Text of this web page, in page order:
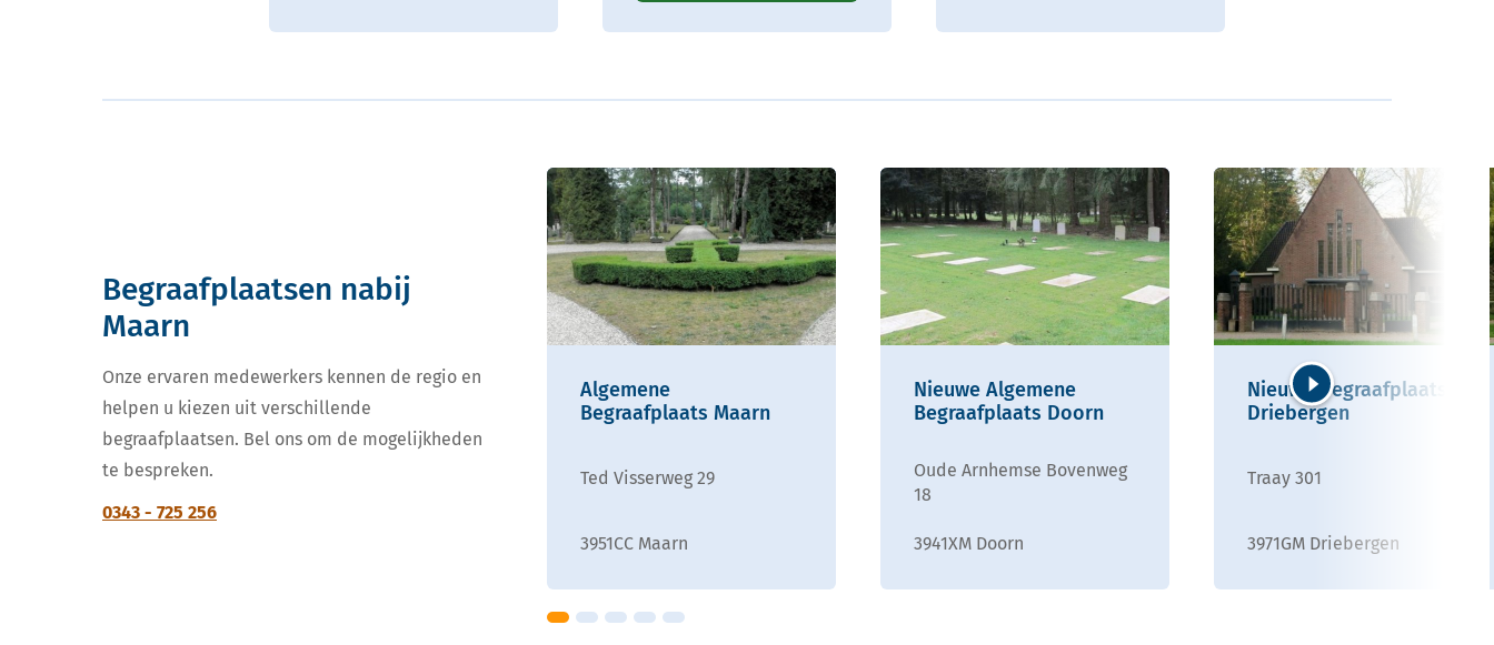
Begraafplaatsen nabij
Maarn
Onze ervaren medewerkers kennen de regio en
helpen u kiezen uit verschillende
begraafplaatsen. Bel ons om de mogelijkheden
te bespreken.
0343 - 725 256
Algemene
Begraafplaats Maarn
Ted Visserweg 29
3951CC Maarn
Nieuwe Algemene
Begraafplaats Doorn
Oude Arnhemse Bovenweg
18
3941XM Doorn
Nieuwe Begraafplaats
Driebergen
Traay 301
3971GM Driebergen
Volgende